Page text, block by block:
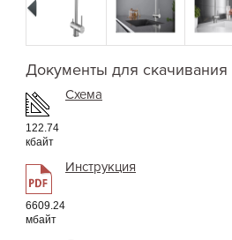
Документы для скачивания
122.74
кбайт
Схема
6609.24
мбайт
Инструкция